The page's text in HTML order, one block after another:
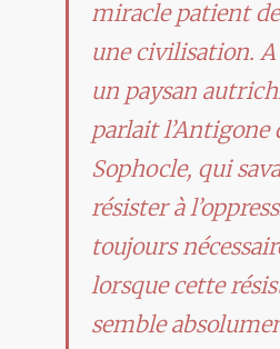
miracle patient
une civilisation.
un paysan
parlait l’Antigone
Sophocle, qui
résister à
toujours
lorsque cette
semble